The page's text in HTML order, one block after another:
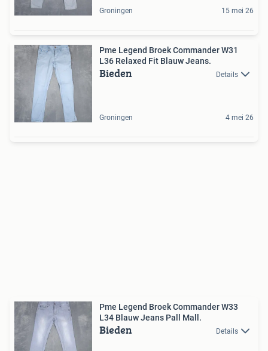
Groningen 15 mei 26
Pme Legend Broek Commander W31
L36 Relaxed Fit Blauw Jeans.
Bieden Details
Groningen 4 mei 26
Pme Legend Broek Commander W33
L34 Blauw Jeans Pall Mall.
Bieden Details